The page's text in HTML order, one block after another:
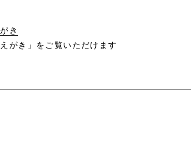
き
がき」をご覧いただけます